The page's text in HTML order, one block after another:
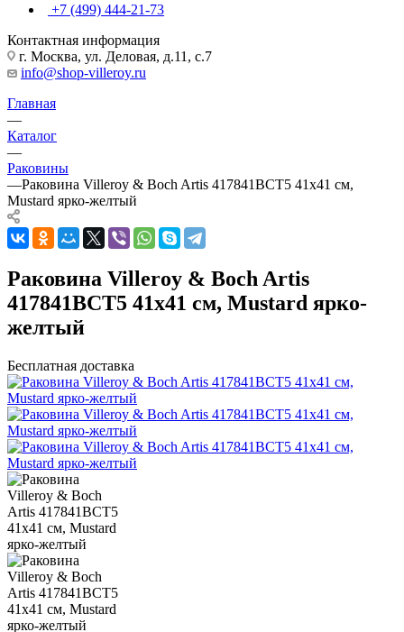
+7 (499) 444-21-73
Контактная информация
г. Москва, ул. Деловая, д.11, с.7
info@shop-villeroy.ru
Главная
—
Каталог
—
Раковины
—Раковина Villeroy & Boch Artis 417841BCT5 41х41 см,
Mustard ярко-желтый
Раковина Villeroy & Boch Artis
417841BCT5 41х41 см, Mustard ярко-
желтый
Бесплатная доставка